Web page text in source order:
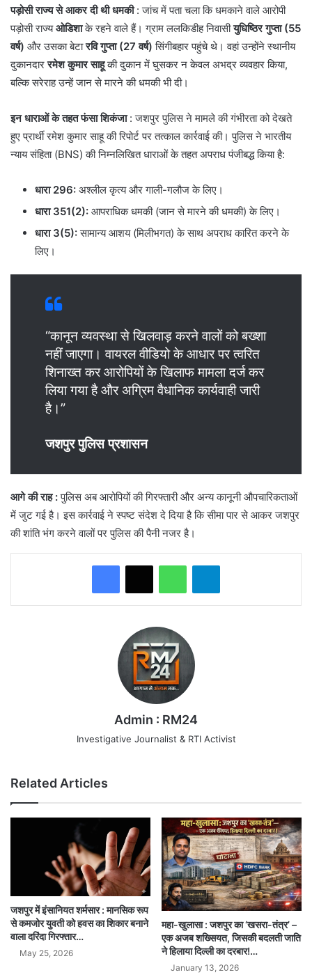
पड़ोसी राज्य से आकर दी थी धमकी: ​जांच में पता चला कि धमकाने वाले आरोपी
पड़ोसी राज्यओडिशाके रहने वाले हैं। ग्राम ललकिडीह निवासीयुधिष्ठिर गुप्ता (55
वर्ष) और उसका बेटारवि गुप्ता (27 वर्ष) सिंगीबहार पहुंचे थे। वहां उन्होंने स्थानीय
दुकानदाररमेश कुमार साहूकी दुकान में घुसकर न केवल अभद्र व्यवहार किया,
बल्कि सरेराह उन्हें जान से मारने की धमकी भी दी।
इन धाराओं के तहत फंसा शिकंजा: जशपुर पुलिस ने मामले की गंभीरता को देखते
हुए प्रार्थी रमेश कुमार साहू की रिपोर्ट पर तत्काल कार्रवाई की। पुलिस ने भारतीय
न्याय संहिता (BNS) की निम्नलिखित धाराओं के तहत अपराध पंजीबद्ध किया है:
धारा 296: अश्लील कृत्य और गाली-गलौज के लिए।
धारा 351(2): आपराधिक धमकी (जान से मारने की धमकी) के लिए।
धारा 3(5):सामान्य आशय (मिलीभगत) के साथ अपराध कारित करने के
लिए।
“कानून व्यवस्था से खिलवाड़ करने वालों को बख्शा
नहीं जाएगा। वायरल वीडियो के आधार पर त्वरित
शिनाख्त कर आरोपियों के खिलाफ मामला दर्ज कर
लिया गया है और अग्रिम वैधानिक कार्यवाही जारी
है।”
जशपुर पुलिस प्रशासन
आगे की राह :पुलिस अब आरोपियों की गिरफ्तारी और अन्य कानूनी औपचारिकताओं
में जुट गई है। इस कार्रवाई ने स्पष्ट संदेश दे दिया है कि सीमा पार से आकर जशपुर
की शांति भंग करने वालों पर पुलिस की पैनी नजर है।
WhatsAppTelegram
Admin : RM24
Investigative Journalist & RTI Activist
Related Articles
जशपुर में इंसानियत शर्मसार : मानसिक रूप
से कमजोर युवती को हवस का शिकार बनाने
वाला दरिंदा गिरफ्तार…
May 25, 2026
महा-खुलासा : जशपुर का ‘खसरा-तंत्र’ –
एक अजब शख्सियत, जिसकी बदलती जाति
ने हिलाया दिल्ली का दरबार!…
January 13, 2026